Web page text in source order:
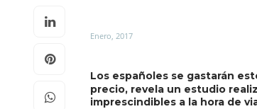
Enero, 2017
Los españoles se gastarán
precio, revela un estudio
imprescindibles a la hora de